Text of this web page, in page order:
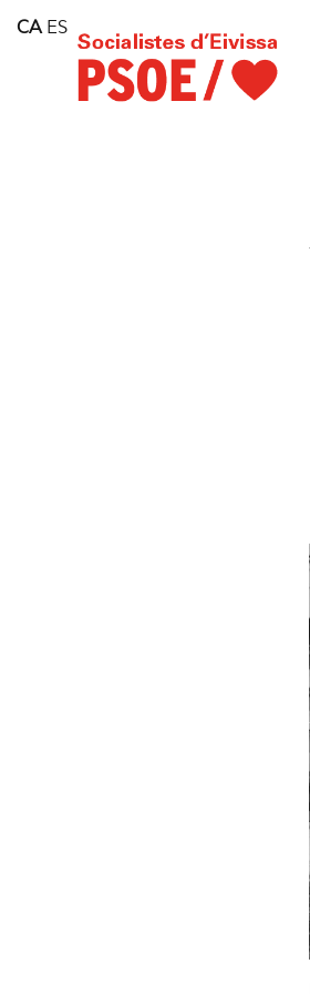
Consell Insular d'Eivissa
Services
CA ES